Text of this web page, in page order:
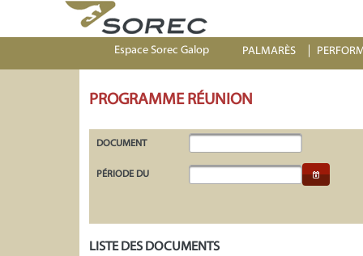
Espace Sorec Galop PALMARÈS
PROGRAMME RÉUNION
DOCUMENT
PÉRIODE DU
LISTE DES DOCUMENTS